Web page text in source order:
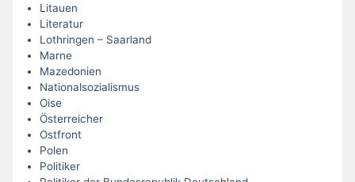
Litauen
Literatur
Lothringen – Saarland
Marne
Mazedonien
Nationalsozialismus
Oise
Österreicher
Ostfront
Polen
Politiker